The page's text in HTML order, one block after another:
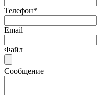
Телефон*
Email
Файл
Сообщение